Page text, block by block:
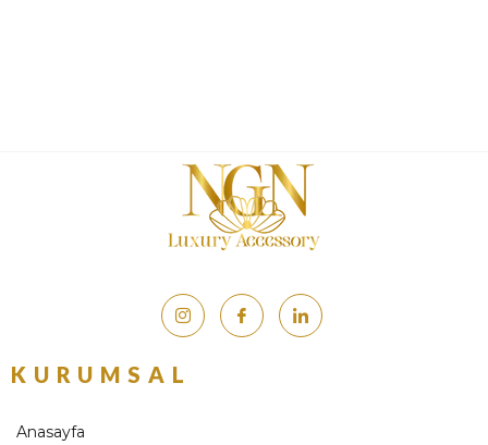
KURUMSAL
Anasayfa